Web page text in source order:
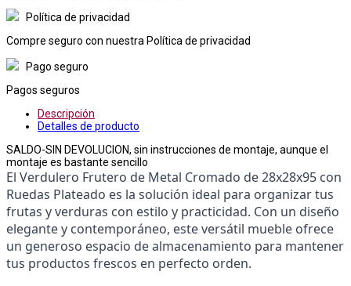
Política de privacidad
Compre seguro con nuestra Política de privacidad
Pago seguro
Pagos seguros
Descripción
Detalles de producto
SALDO-SIN DEVOLUCION, sin instrucciones de montaje, aunque el
montaje es bastante sencillo
El Verdulero Frutero de Metal Cromado de 28x28x95 con
Ruedas Plateado es la solución ideal para organizar tus
frutas y verduras con estilo y practicidad. Con un diseño
elegante y contemporáneo, este versátil mueble ofrece
un generoso espacio de almacenamiento para mantener
tus productos frescos en perfecto orden.